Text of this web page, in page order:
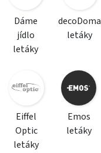
Dáme
jídlo
letáky
decoDoma
letáky
Eiffel
Optic
letáky
Emos
letáky